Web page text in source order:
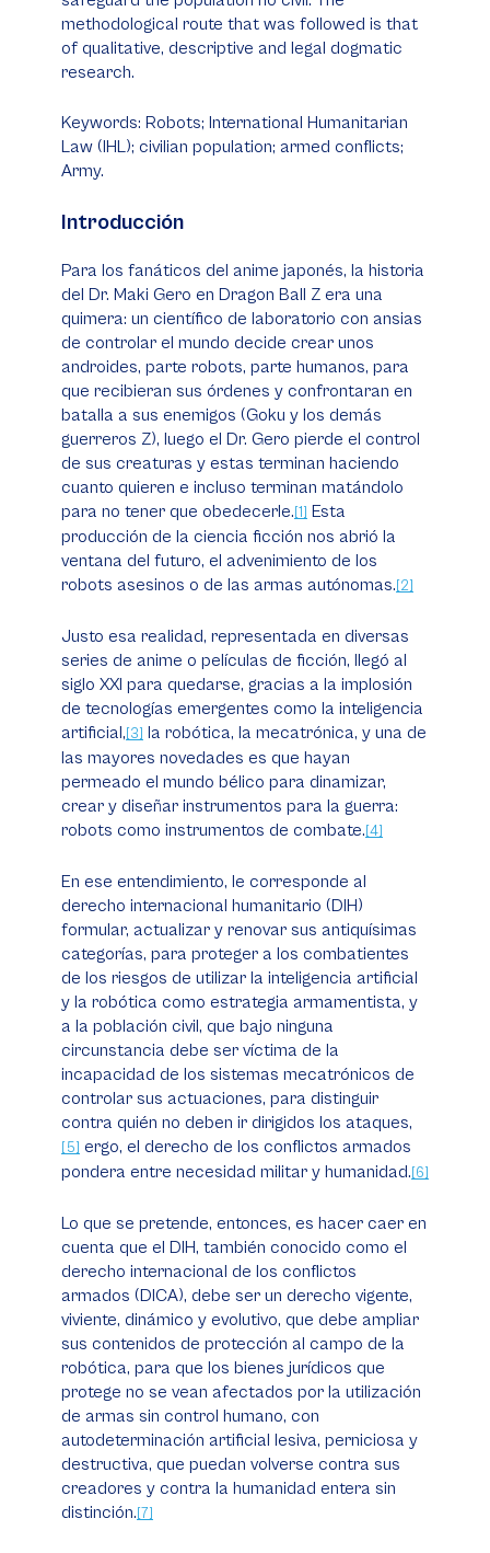
methodological route that was followed is that
of qualitative, descriptive and legal dogmatic
research.
Keywords: Robots; International Humanitarian
Law (IHL); civilian population; armed conflicts;
Army.
Introducción
Para los fanáticos del anime japonés, la historia
del Dr. Maki Gero en Dragon Ball Z era una
quimera: un científico de laboratorio con ansias
de controlar el mundo decide crear unos
androides, parte robots, parte humanos, para
que recibieran sus órdenes y confrontaran en
batalla a sus enemigos (Goku y los demás
guerreros Z), luego el Dr. Gero pierde el control
de sus creaturas y estas terminan haciendo
cuanto quieren e incluso terminan matándolo
para no tener que obedecerle.[1] Esta
producción de la ciencia ficción nos abrió la
ventana del futuro, el advenimiento de los
robots asesinos o de las armas autónomas.[2]
Justo esa realidad, representada en diversas
series de anime o películas de ficción, llegó al
siglo XXI para quedarse, gracias a la implosión
de tecnologías emergentes como la inteligencia
artificial,[3] la robótica, la mecatrónica, y una de
las mayores novedades es que hayan
permeado el mundo bélico para dinamizar,
crear y diseñar instrumentos para la guerra:
robots como instrumentos de combate.[4]
En ese entendimiento, le corresponde al
derecho internacional humanitario (DIH)
formular, actualizar y renovar sus antiquísimas
categorías, para proteger a los combatientes
de los riesgos de utilizar la inteligencia artificial
y la robótica como estrategia armamentista, y
a la población civil, que bajo ninguna
circunstancia debe ser víctima de la
incapacidad de los sistemas mecatrónicos de
controlar sus actuaciones, para distinguir
contra quién no deben ir dirigidos los ataques,
[5] ergo, el derecho de los conflictos armados
pondera entre necesidad militar y humanidad.[6]
Lo que se pretende, entonces, es hacer caer en
cuenta que el DIH, también conocido como el
derecho internacional de los conflictos
armados (DICA), debe ser un derecho vigente,
viviente, dinámico y evolutivo, que debe ampliar
sus contenidos de protección al campo de la
robótica, para que los bienes jurídicos que
protege no se vean afectados por la utilización
de armas sin control humano, con
autodeterminación artificial lesiva, perniciosa y
destructiva, que puedan volverse contra sus
creadores y contra la humanidad entera sin
distinción.[7]